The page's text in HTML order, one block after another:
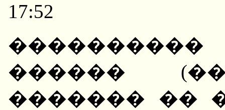
17:52
������
������� ��